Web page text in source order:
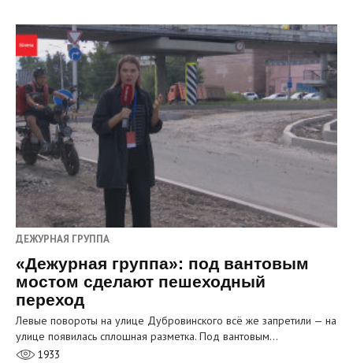
ДЕЖУРНАЯ ГРУППА
«Дежурная группа»: под вантовым
мостом сделают пешеходный
переход
Левые повороты на улице Дубровинского всё же запретили — на
улице появилась сплошная разметка. Под вантовым…
1933